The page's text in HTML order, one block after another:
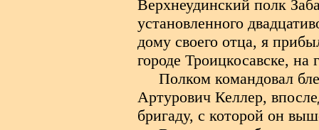
Верхнеудинский полк
установленного
дому своего отца, я
городе Троицкосавске,
Полком командовал
Артурович Келлер,
бригаду, с которой он